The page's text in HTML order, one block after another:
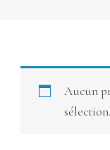
Aucun
sélection.